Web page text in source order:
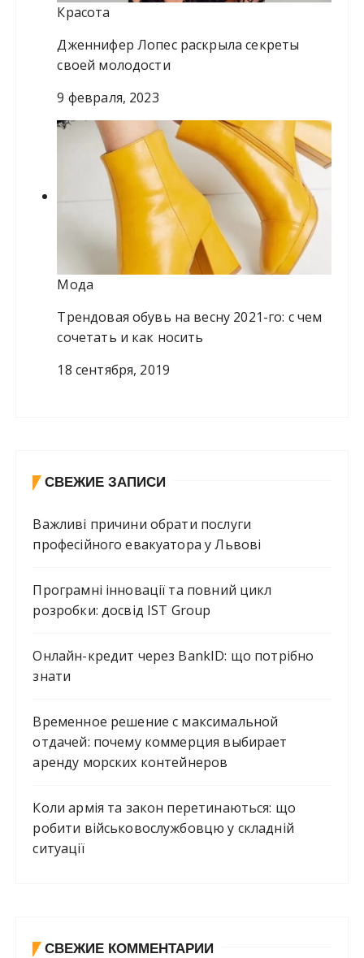
Красота
Дженнифер Лопес раскрыла секреты
своей молодости
9 февраля, 2023
Мода
Трендовая обувь на весну 2021-го: с чем
сочетать и как носить
18 сентября, 2019
СВЕЖИЕ ЗАПИСИ
Важливі причини обрати послуги
професійного евакуатора у Львові
Програмні інновації та повний цикл
розробки: досвід IST Group
Онлайн-кредит через BankID: що потрібно
знати
Временное решение с максимальной
отдачей: почему коммерция выбирает
аренду морских контейнеров
Коли армія та закон перетинаються: що
робити військовослужбовцю у складній
ситуації
СВЕЖИЕ КОММЕНТАРИИ